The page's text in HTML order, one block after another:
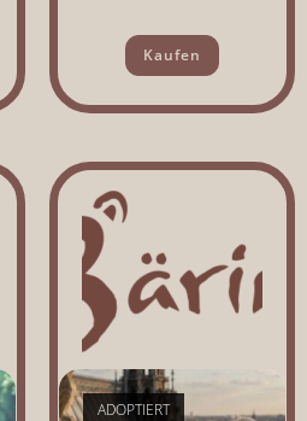
Kaufen
ADOPTIERT